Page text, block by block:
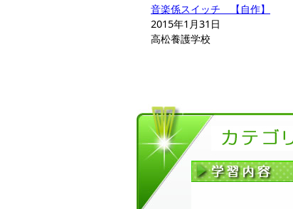
音楽係スイッチ 【自作】
2015年1月31日
高松養護学校